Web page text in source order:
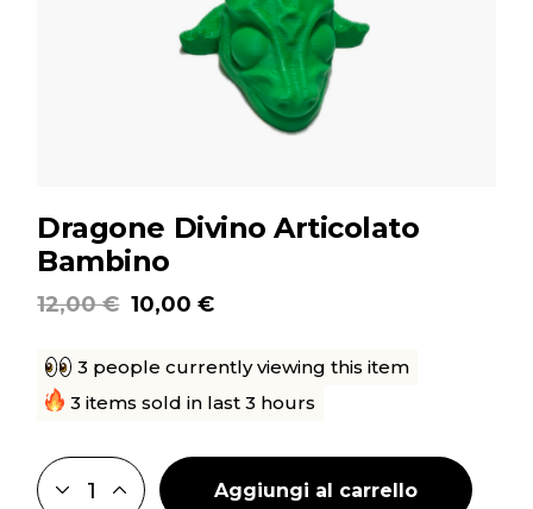
Dragone Divino Articolato
Bambino
12,00€
Il
originale
era:
12,00 €.
10,00€
Il
attuale
è:
10,00 €.
3 people currently viewing this item
3 items sold in last 3 hours
DRAGONE DIVINO ARTICOLATO BAMBINO QUANTITY
Aggiungi al carrello